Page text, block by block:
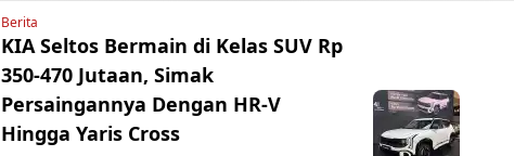
Berita
KIA Seltos Bermain di Kelas SUV Rp
350-470 Jutaan, Simak
Persaingannya Dengan HR-V
Hingga Yaris Cross